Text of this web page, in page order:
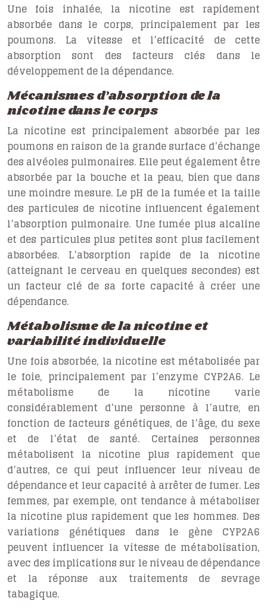
Une fois inhalée, la nicotine est rapidement
absorbée dans le corps, principalement par les
poumons. La vitesse et l’efficacité de cette
absorption sont des facteurs clés dans le
développement de la dépendance.
Mécanismes d’absorption de la
nicotine dans le corps
La nicotine est principalement absorbée par les
poumons en raison de la grande surface d’échange
des alvéoles pulmonaires. Elle peut également être
absorbée par la bouche et la peau, bien que dans
une moindre mesure. Le pH de la fumée et la taille
des particules de nicotine influencent également
l’absorption pulmonaire. Une fumée plus alcaline
et des particules plus petites sont plus facilement
absorbées. L’absorption rapide de la nicotine
(atteignant le cerveau en quelques secondes) est
un facteur clé de sa forte capacité à créer une
dépendance.
Métabolisme de la nicotine et
variabilité individuelle
Une fois absorbée, la nicotine est métabolisée par
le foie, principalement par l’enzyme CYP2A6. Le
métabolisme de la nicotine varie
considérablement d’une personne à l’autre, en
fonction de facteurs génétiques, de l’âge, du sexe
et de l’état de santé. Certaines personnes
métabolisent la nicotine plus rapidement que
d’autres, ce qui peut influencer leur niveau de
dépendance et leur capacité à arrêter de fumer. Les
femmes, par exemple, ont tendance à métaboliser
la nicotine plus rapidement que les hommes. Des
variations génétiques dans le gène CYP2A6
peuvent influencer la vitesse de métabolisation,
avec des implications sur le niveau de dépendance
et la réponse aux traitements de sevrage
tabagique.